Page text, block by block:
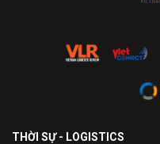
THỜI SỰ - LOGISTICS